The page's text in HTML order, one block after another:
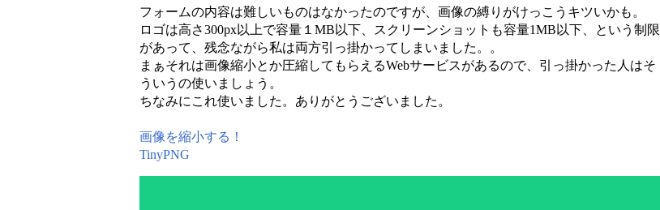
フォームの内容は難しいものはなかったのですが、画像の縛りがけっこうキツいかも。
ロゴは高さ300px以上で容量１MB以下、スクリーンショットも容量1MB以下、という制限
があって、残念ながら私は両方引っ掛かってしまいました。。
まぁそれは画像縮小とか圧縮してもらえるWebサービスがあるので、引っ掛かった人はそ
ういうの使いましょう。
ちなみにこれ使いました。ありがとうございました。
画像を縮小する！
TinyPNG